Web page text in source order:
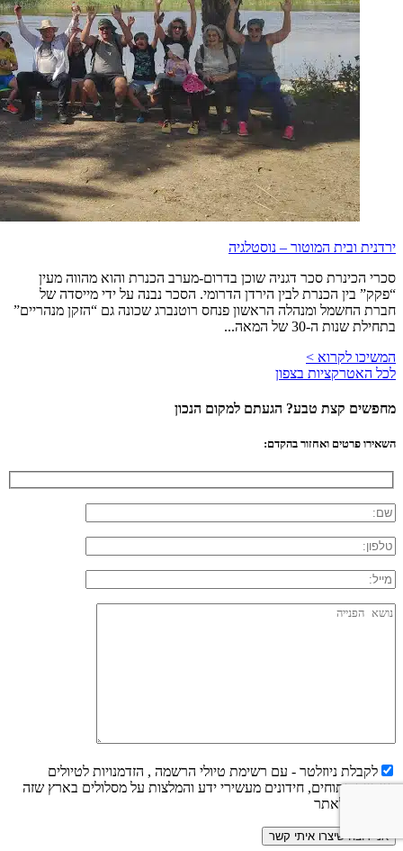
ירדנית ובית המוטור – נוסטלגיה
סכרי הכינרת סכר דגניה שוכן בדרום-מערב הכנרת והוא מהווה מעין
“פקק” בין הכנרת לבין הירדן הדרומי. הסכר נבנה על ידי מייסדה של
חברת החשמל ומנהלה הראשון פנחס רוטנברג שכונה גם “הזקן מנהריים”
בתחילת שנות ה-30 של המאה...
המשיכו לקרוא >
לכל האטרקציות בצפון
מחפשים קצת טבע? הגעתם למקום הנכון
השאירו פרטים ואחזור בהקדם:
לקבלת ניוזלטר - עם רשימת טיולי הרשמה , הזדמנויות לטיולים
חינמיים פתוחים, חידונים מעשירי ידע והמלצות על מסלולים בארץ שזה
עתה עלו לאתר